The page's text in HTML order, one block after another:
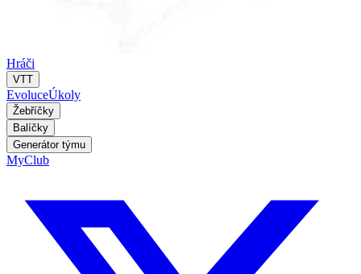
Hráči
VTT
EvoluceÚkoly
Žebříčky
Balíčky
Generátor týmu
MyClub